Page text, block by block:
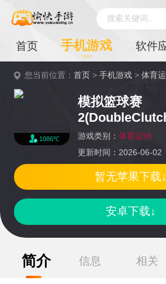
搜索关键词...
首页 手机游戏 软件
您当前位置：首页 >手机游戏 >体育
1086℃
模拟篮球赛
Basketball)
游戏类别： 体育运动
更新时间：2026-06-02
安卓下载↓
暂无苹果下载↓
简介 信息 相关